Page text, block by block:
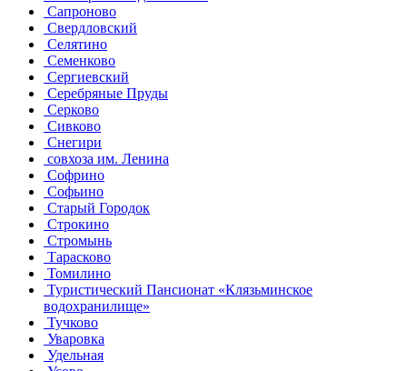
Сапроново
Свердловский
Селятино
Семенково
Сергиевский
Серебряные Пруды
Серково
Сивково
Снегири
совхоза им. Ленина
Софрино
Софьино
Старый Городок
Строкино
Стромынь
Тарасково
Томилино
Туристический Пансионат «Клязьминское
водохранилище»
Тучково
Уваровка
Удельная